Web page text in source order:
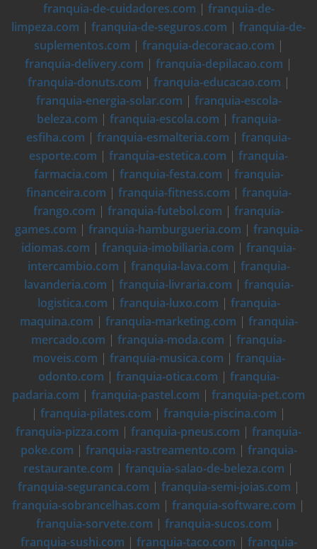
franquia-de-cuidadores.com | franquia-de-
limpeza.com | franquia-de-seguros.com | franquia-de-
suplementos.com | franquia-decoracao.com |
franquia-delivery.com | franquia-depilacao.com |
franquia-donuts.com | franquia-educacao.com |
franquia-energia-solar.com | franquia-escola-
beleza.com | franquia-escola.com | franquia-
esfiha.com | franquia-esmalteria.com | franquia-
esporte.com | franquia-estetica.com | franquia-
farmacia.com | franquia-festa.com | franquia-
financeira.com | franquia-fitness.com | franquia-
frango.com | franquia-futebol.com | franquia-
games.com | franquia-hamburgueria.com | franquia-
idiomas.com | franquia-imobiliaria.com | franquia-
intercambio.com | franquia-lava.com | franquia-
lavanderia.com | franquia-livraria.com | franquia-
logistica.com | franquia-luxo.com | franquia-
maquina.com | franquia-marketing.com | franquia-
mercado.com | franquia-moda.com | franquia-
moveis.com | franquia-musica.com | franquia-
odonto.com | franquia-otica.com | franquia-
padaria.com | franquia-pastel.com | franquia-pet.com
| franquia-pilates.com | franquia-piscina.com |
franquia-pizza.com | franquia-pneus.com | franquia-
poke.com | franquia-rastreamento.com | franquia-
restaurante.com | franquia-salao-de-beleza.com |
franquia-seguranca.com | franquia-semi-joias.com |
franquia-sobrancelhas.com | franquia-software.com |
franquia-sorvete.com | franquia-sucos.com |
franquia-sushi.com | franquia-taco.com | franquia-